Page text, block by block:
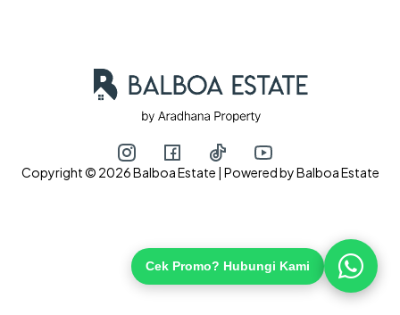
Copyright © 2026 Balboa Estate | Powered by Balboa Estate
Cek Promo? Hubungi Kami